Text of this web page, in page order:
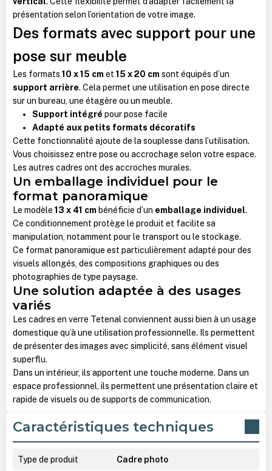
présentation selon l’orientation de votre image.
Des formats avec support pour une
pose sur meuble
Les formats 10 x 15 cm et 15 x 20 cm sont équipés d’un
support arrière. Cela permet une utilisation en pose directe
sur un bureau, une étagère ou un meuble.
Support intégré pour pose facile
Adapté aux petits formats décoratifs
Cette fonctionnalité ajoute de la souplesse dans l’utilisation.
Vous choisissez entre pose ou accrochage selon votre espace.
Les autres cadres ont des accroches murales.
Un emballage individuel pour le
format panoramique
Le modèle 13 x 41 cm bénéficie d’un emballage individuel.
Ce conditionnement protège le produit et facilite sa
manipulation, notamment pour le transport ou le stockage.
Ce format panoramique est particulièrement adapté pour des
visuels allongés, des compositions graphiques ou des
photographies de type paysage.
Une solution adaptée à des usages
variés
Les cadres en verre Tetenal conviennent aussi bien à un usage
domestique qu’à une utilisation professionnelle. Ils permettent
de présenter des images avec simplicité, sans élément visuel
superflu.
Dans un intérieur, ils apportent une touche moderne. Dans un
espace professionnel, ils permettent une présentation claire et
rapide de visuels ou de supports de communication.
Caractéristiques techniques
Type de produit Cadre photo